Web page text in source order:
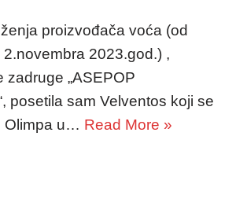
proizvođača voća (od
2023.god.) ,
zadruge „ASEPOP
posetila sam Velventos koji se
Olimpa u… Read More »